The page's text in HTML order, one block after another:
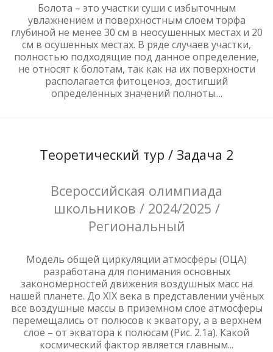
Болота – это участки суши с избыточным
увлажнением и поверхностным слоем торфа
глубиной не менее 30 см в неосушенных местах и 20
см в осушенных местах. В ряде случаев участки,
полностью подходящие под данное определение,
не относят к болотам, так как на их поверхности
располагается фитоценоз, достигший
определенных значений полноты....
Теоретический тур / Задача 2
Всероссийская олимпиада
школьников / 2024/2025 /
Региональный
Модель общей циркуляции атмосферы (ОЦА)
разработана для понимания основных
закономерностей движения воздушных масс на
нашей планете. До XIX века в представлении учёных
все воздушные массы в приземном слое атмосферы
перемещались от полюсов к экватору, а в верхнем
слое – от экватора к полюсам (Рис. 2.1а). Какой
космический фактор является главным...